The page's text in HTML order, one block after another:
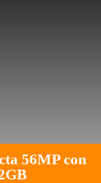
56MP con